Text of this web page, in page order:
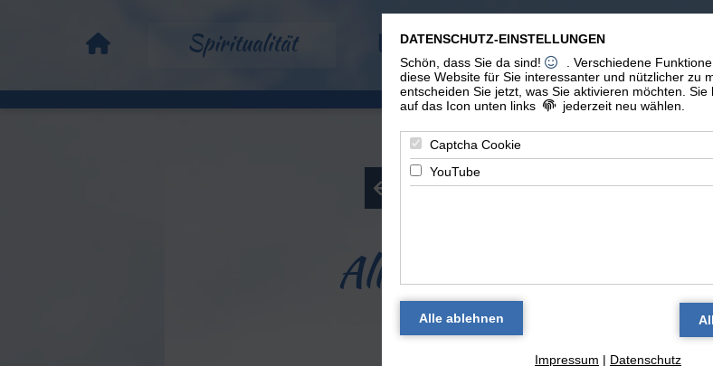
DATENSCHUTZ-EINSTELLUNGEN
Schön, dass Sie da sind!
. Verschiedene
diese Website für Sie interessanter und nützlicher zu
entscheiden Sie jetzt, was Sie aktivieren möchten. Sie
auf das Icon unten links
jederzeit neu wählen.
Captcha Cookie
YouTube
Impressum | Datenschutz
Spiritualität Vom Leben Erinnerungen
Blog 'Reflexionen im Auto zu
Alles Glück ist im
Blog 'Reflexionen im Auto zu